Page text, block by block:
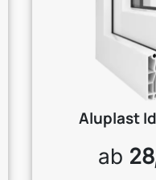
Aluplast
ab